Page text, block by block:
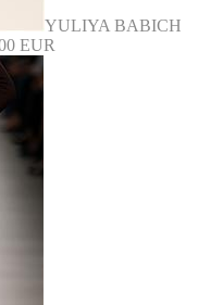
YULIYA BABICH
EUR